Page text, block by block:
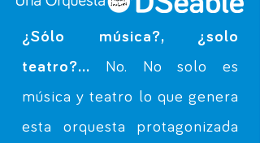
¿Sólo música?, ¿solo
teatro?...
No. No solo es
música y teatro lo que genera
esta orquesta protagonizada